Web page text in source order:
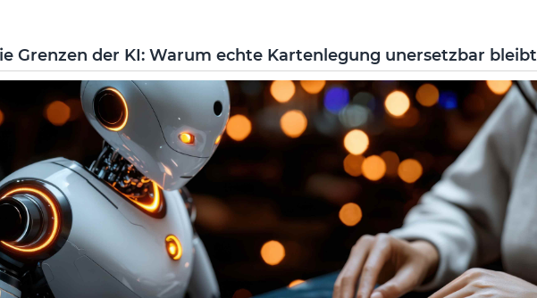
Grenzen der KI: Warum echte Kartenlegung unersetzbar bleibt